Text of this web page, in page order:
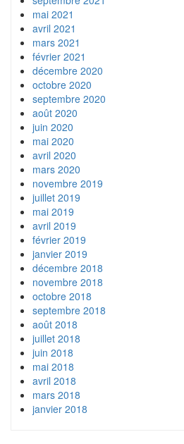
mai 2021
avril 2021
mars 2021
février 2021
décembre 2020
octobre 2020
septembre 2020
août 2020
juin 2020
mai 2020
avril 2020
mars 2020
novembre 2019
juillet 2019
mai 2019
avril 2019
février 2019
janvier 2019
décembre 2018
novembre 2018
octobre 2018
septembre 2018
août 2018
juillet 2018
juin 2018
mai 2018
avril 2018
mars 2018
janvier 2018